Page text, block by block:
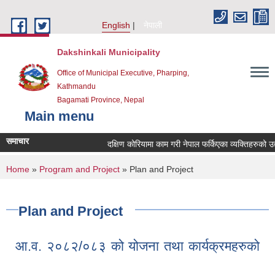
English
नेपाली
Dakshinkali Municipality
Office of Municipal Executive, Pharping,
Kathmandu
Bagamati Province, Nepal
Main menu
समाचार दक्षिण कोरियामा काम गरी नेपाल फर्किएका
You are here
Home » Program and Project » Plan and Project
Plan and Project
आ.व. २०८२/०८३ को योजना तथा कार्यक्रमहरुको